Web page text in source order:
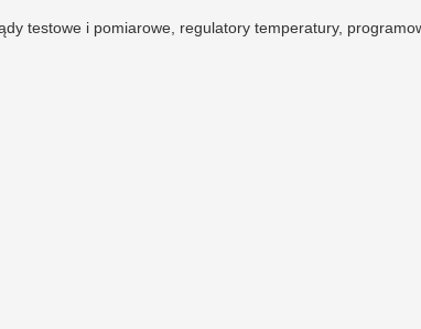
testowe i pomiarowe, regulatory temperatury,